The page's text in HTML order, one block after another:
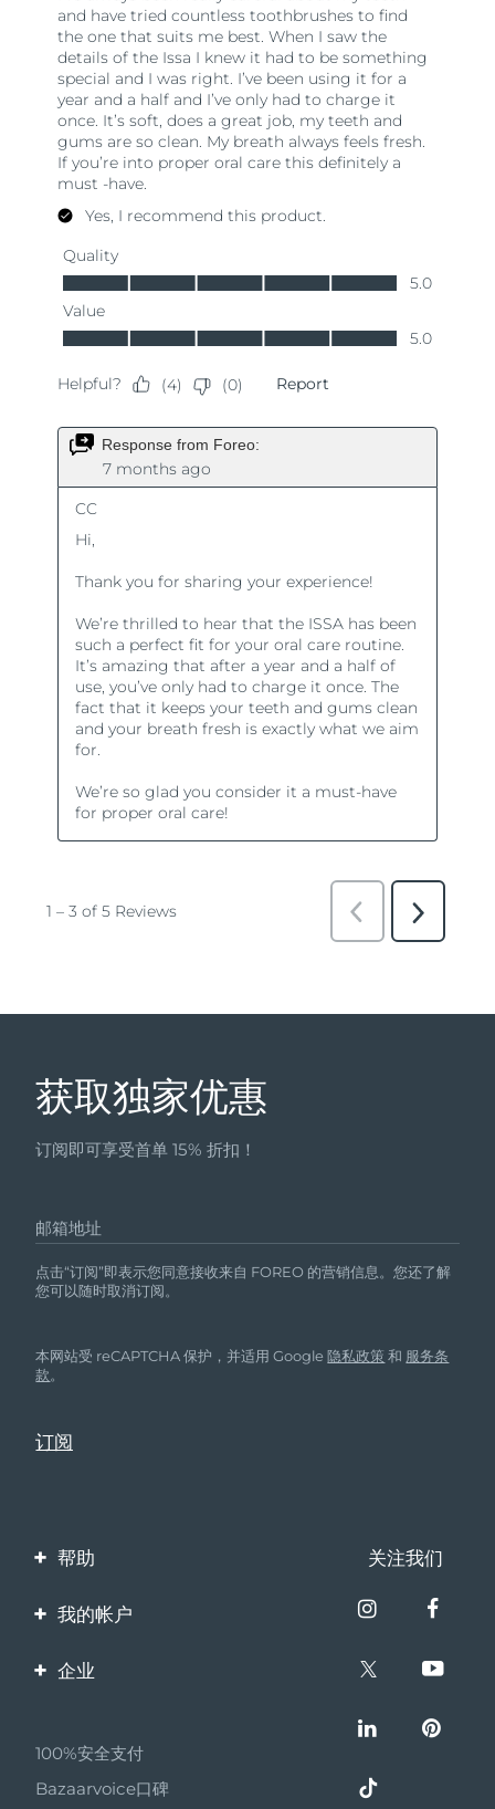
获取独家优惠
订阅即可享受首单 15% 折扣！
邮箱地址
点击“订阅”即表示您同意接收来自 FOREO 的营销信息。您还了解
您可以随时取消订阅。
本网站受 reCAPTCHA 保护，并适用 Google隐私政策 和 服务条
款。
帮助
联系我们
保修与退换货
关注我们
我的帐户
产品注册
企业
伙伴计划
联盟新闻
100%安全支付
Bazaarvoice口碑